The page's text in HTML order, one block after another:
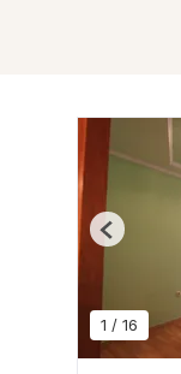
1 / 16
Previous